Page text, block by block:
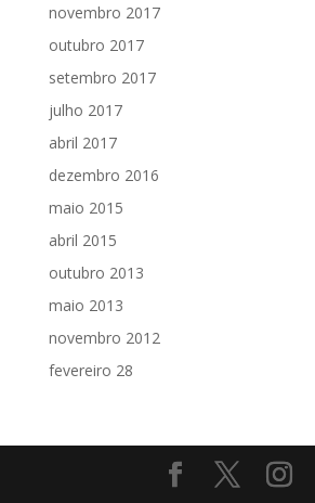
novembro 2017
outubro 2017
setembro 2017
julho 2017
abril 2017
dezembro 2016
maio 2015
abril 2015
outubro 2013
maio 2013
novembro 2012
fevereiro 28